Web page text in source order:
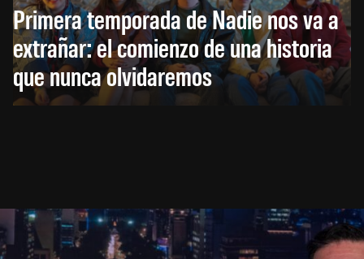
Primera temporada de Nadie nos va a
extrañar: el comienzo de una historia
que nunca olvidaremos